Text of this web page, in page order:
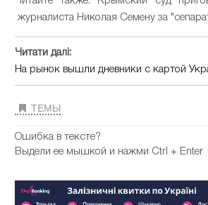
журналиста Николая Семену за
Читати далі:
На рынок вышли дневники с картой
ТЕМЫ
Ошибка в тексте?
Выдели ее мышкой и нажми Ctrl + Enter